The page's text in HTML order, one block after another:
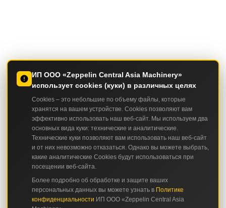
ИП ООО «Zeppelin Central Asia Machinery»
использует cookies (куки) в различных целях
Cookies – это небольшие по объему файлы, которые
хранятся на вашем устройстве. Cookies позволяют вам
эффективно использовать наш веб-сайт. Мы используем два
основных вида куки: технические и аналитические.
Технические куки позволяют вам использовать наш веб-сайт
и от них невозможно отказаться. Однако вы можете выбрать,
какие аналитические Cookies будут использоваться при
посещении веб-сайта.
Более подробно об обработке и защите ваших
персональных данных вы можете узнать в Политике
конфиденциальности ИП ООО «Zeppelin Central Asia